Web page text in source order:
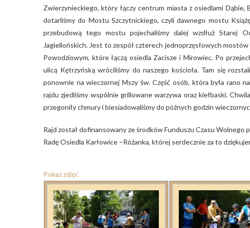
Zwierzynieckiego, który łączy centrum miasta z osiedlami
dotarliśmy do Mostu Szczytnickiego, czyli dawnego mostu
przebudową tego mostu pojechaliśmy dalej wzdłuż Starej
Jagiellońskich. Jest to zespół czterech jednoprzęsłowych
Powodziowym, które łączą osiedla Zacisze i Mirowiec. Po
ulicą Kętrzyńską wróciliśmy do naszego kościoła. Tam się
ponownie na wieczornej Mszy św. Część osób, która była rano
rajdu zjedliśmy wspólnie grillowane warzywa oraz kiełbaski.
przegoniły chmury i biesiadowaliśmy do późnych godzin
Rajd został dofinansowany ze środków Funduszu Czasu Wolnego
Radę Osiedla Karłowice –Różanka, której serdecznie za to
Pokaz zdjęć